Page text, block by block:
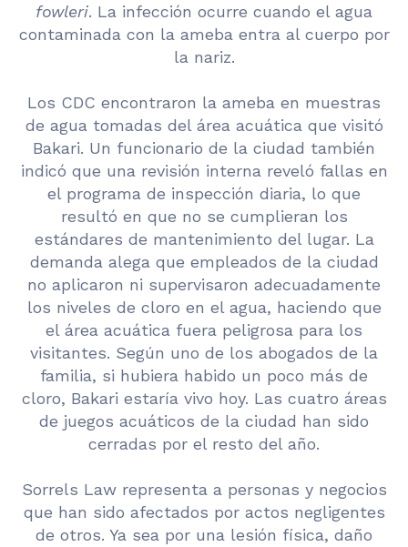
fowleri. La infección ocurre cuando el agua
contaminada con la ameba entra al cuerpo por
la nariz.
Los CDC encontraron la ameba en muestras
de agua tomadas del área acuática que visitó
Bakari. Un funcionario de la ciudad también
indicó que una revisión interna reveló fallas en
el programa de inspección diaria, lo que
resultó en que no se cumplieran los
estándares de mantenimiento del lugar. La
demanda alega que empleados de la ciudad
no aplicaron ni supervisaron adecuadamente
los niveles de cloro en el agua, haciendo que
el área acuática fuera peligrosa para los
visitantes. Según uno de los abogados de la
familia, si hubiera habido un poco más de
cloro, Bakari estaría vivo hoy. Las cuatro áreas
de juegos acuáticos de la ciudad han sido
cerradas por el resto del año.
Sorrels Law representa a personas y negocios
que han sido afectados por actos negligentes
de otros. Ya sea por una lesión física, daño